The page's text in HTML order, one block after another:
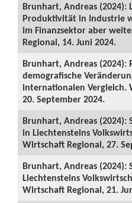
Brunhart, Andreas (2024):
Produktivität in Industrie
im Finanzsektor aber
Regional, 14. Juni 2024.
Brunhart, Andreas (2024):
demografische
internationalen Vergleich.
20. September 2024.
Brunhart, Andreas (2024):
in Liechtensteins
Wirtschaft Regional, 27.
Brunhart, Andreas
Liechtensteins
Wirtschaft Regional, 21.